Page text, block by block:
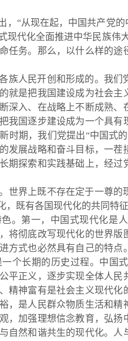
，“从现在起，中国共产党
现代化全面推进中华民族伟
任务。那么，以什么样的
族人民开创和形成的。我
就是把我国建设成为社会主
深入、在战略上不断成熟
我国逐步建设成为一个具
时期，我们党提出“中国式
发展战略和奋斗目标，一茬
期探索和实践基础上，经
世界上既不存在定于一尊
既有各国现代化的共同特
。第一，中国式现代化是
将彻底改写现代化的世界
方式也必然具有自己的特
个长期的历史过程。中国
平正义，逐步实现全体人
精神富有是社会主义现代化
，是人民群众物质生活和
，加强理想信念教育，弘
自然和谐共生的现代化。